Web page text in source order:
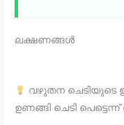
ലക്ഷണങ്ങൾ
വഴുതന ചെടിയുടെ
ഉണങ്ങി ചെടി